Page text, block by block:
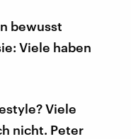
bewusst
Viele haben
Viele
nicht. Peter